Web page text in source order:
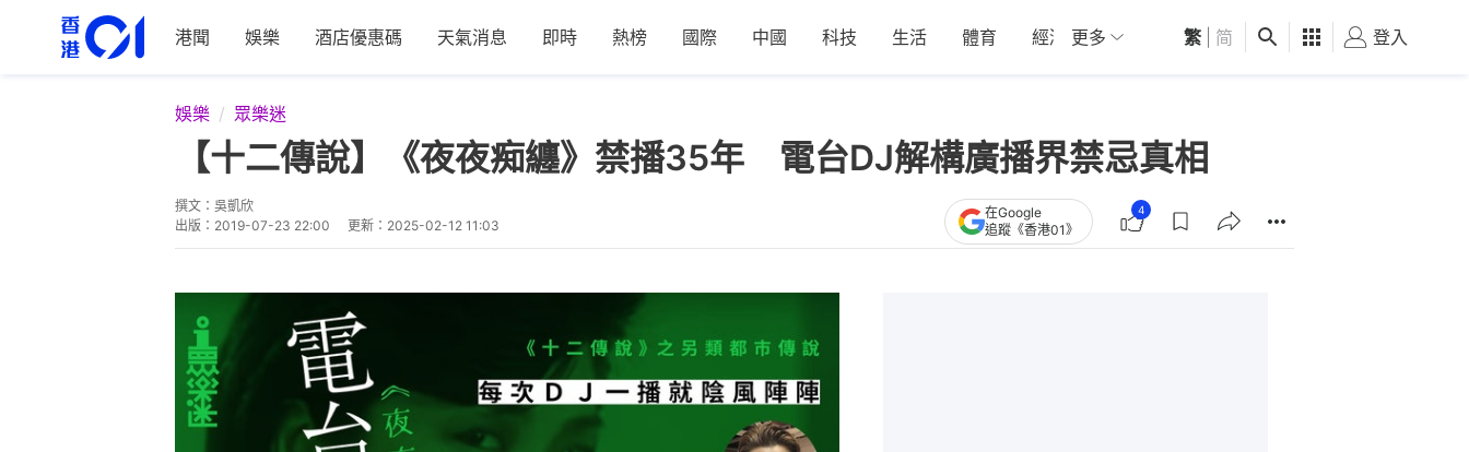
港聞 娛樂 酒店優惠碼 天氣消息 即時 熱榜 國際 中國 科技 生活 體育 經濟 01深圳 觀點 健康 好食玩飛
更多 繁 简 登入
娛樂 眾樂迷
【十二傳說】《夜夜痴纏》禁播35年 電台DJ解構廣播界禁忌真相
撰文： 吳凱欣
出版： 2019-07-23 22:00 更新： 2025-02-12 11:03
在Google
追蹤《香港01》
4